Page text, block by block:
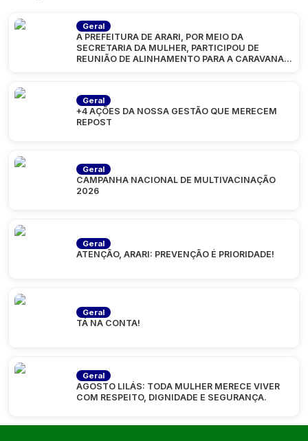
Geral
A PREFEITURA DE ARARI, POR MEIO DA
SECRETARIA DA MULHER, PARTICIPOU DE
REUNIÃO DE ALINHAMENTO PARA A CARAVANA
Geral
+4 AÇÕES DA NOSSA GESTÃO QUE MERECEM
REPOST
Geral
CAMPANHA NACIONAL DE MULTIVACINAÇÃO
2026
Geral
ATENÇÃO, ARARI: PREVENÇÃO É PRIORIDADE!
Geral
TÁ NA CONTA!
Geral
AGOSTO LILÁS: TODA MULHER MERECE VIVER
COM RESPEITO, DIGNIDADE E SEGURANÇA.